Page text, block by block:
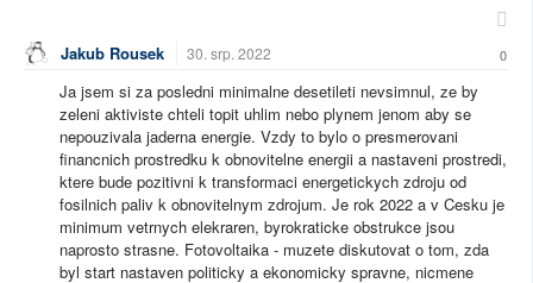
Jakub Rousek 30. srp. 2022 0
Ja jsem si za posledni minimalne desetileti nevsimnul, ze by
zeleni aktiviste chteli topit uhlim nebo plynem jenom aby se
nepouzivala jaderna energie. Vzdy to bylo o presmerovani
financnich prostredku k obnovitelne energii a nastaveni prostredi,
ktere bude pozitivni k transformaci energetickych zdroju od
fosilnich paliv k obnovitelnym zdrojum. Je rok 2022 a v Cesku je
minimum vetrnych elekraren, byrokraticke obstrukce jsou
naprosto strasne. Fotovoltaika - muzete diskutovat o tom, zda
byl start nastaven politicky a ekonomicky spravne, nicmene